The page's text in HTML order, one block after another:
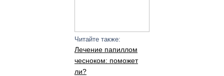
Читайте также:
Лечение папиллом
чесноком: поможет
ли?